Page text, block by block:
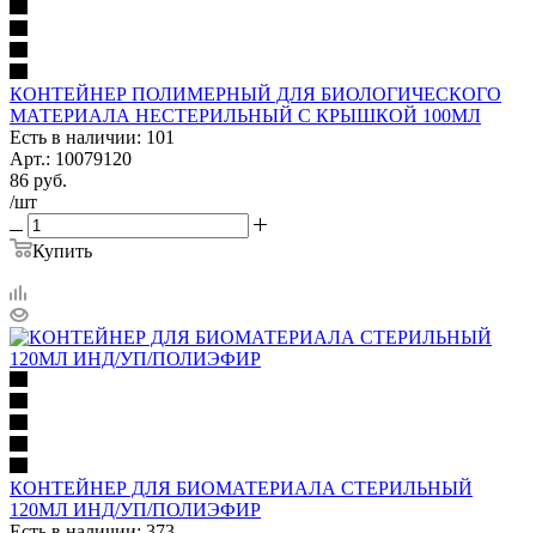
КОНТЕЙНЕР ПОЛИМЕРНЫЙ ДЛЯ БИОЛОГИЧЕСКОГО
МАТЕРИАЛА НЕСТЕРИЛЬНЫЙ С КРЫШКОЙ 100МЛ
Есть в наличии: 101
Арт.: 10079120
86 руб.
/шт
Купить
КОНТЕЙНЕР ДЛЯ БИОМАТЕРИАЛА СТЕРИЛЬНЫЙ
120МЛ ИНД/УП/ПОЛИЭФИР